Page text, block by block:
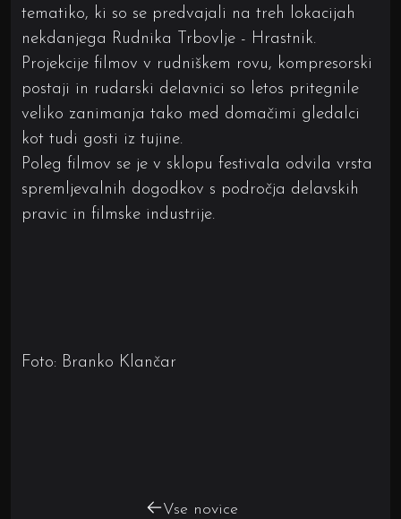
tematiko, ki so se predvajali na treh lokacijah
nekdanjega Rudnika Trbovlje - Hrastnik.
Projekcije filmov v rudniškem rovu, kompresorski
postaji in rudarski delavnici so letos pritegnile
veliko zanimanja tako med domačimi gledalci
kot tudi gosti iz tujine.
Poleg filmov se je v sklopu festivala odvila vrsta
spremljevalnih dogodkov s področja delavskih
pravic in filmske industrije.
Foto: Branko Klančar
Vse novice